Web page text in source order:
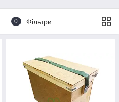
0 Фільтри